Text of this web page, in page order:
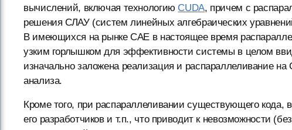
вычислений, включая технологию CUDA, причем с
решения СЛАУ (систем линейных алгебраических
В имеющихся на рынке CAE в настоящее время
узким горлышком для эффективности системы в целом
изначально заложена реализация и распараллеливание на
анализа.
Кроме того, при распараллеливании существующего кода,
его разработчиков и т.п., что приводит к невозможности